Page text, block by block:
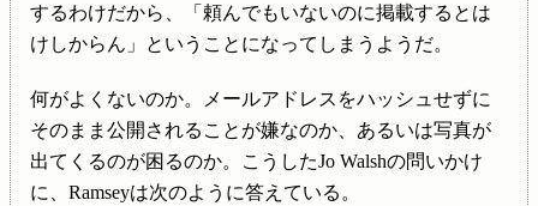
するわけだから、「頼んでもいないのに掲載するとは
けしからん」ということになってしまうようだ。
何がよくないのか。メールアドレスをハッシュせずに
そのまま公開されることが嫌なのか、あるいは写真が
出てくるのが困るのか。こうしたJo Walshの問いかけ
に、Ramseyは次のように答えている。